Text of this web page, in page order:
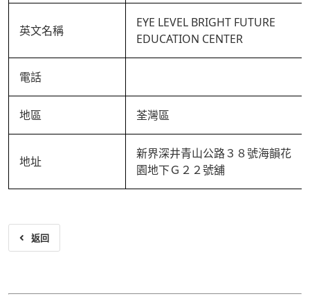
英文名稱
EYE LEVEL BRIGHT FUTURE
EDUCATION CENTER
電話
地區 荃灣區
地址
新界深井青山公路３８號海韻花
園地下Ｇ２２號舖
返回